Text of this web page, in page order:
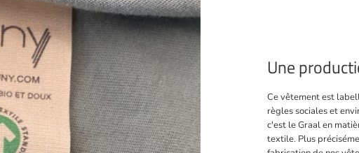
Une
Ce vêtement est
règles sociales et
c'est le Graal en
textile. Plus